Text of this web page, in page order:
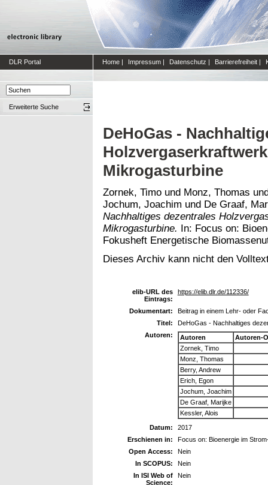
DLR Portal Home | Impressum | Datenschutz | Barrierefreiheit |
Erweiterte Suche
DeHoGas -
Mikrogasturbine
Zornek, Timo und Monz, Thomas
Jochum, Joachim und De Graaf,
Nachhaltiges dezentrales
Mikrogasturbine. In: Focus on:
Fokusheft Energetische
Dieses Archiv kann nicht den
elib-URL des
Eintrags:
https://elib.dlr.de/112336/
Dokumentart:
Beitrag in einem Lehr- oder
Titel:
DeHoGas - Nachhaltiges
Autoren:
Autoren
Autoren-
Zornek, Timo
Monz, Thomas
Berry, Andrew
Erich, Egon
Jochum, Joachim
De Graaf, Marijke
Kessler, Alois
Datum:
2017
Erschienen in:
Focus on: Bioenergie im
Open Access:
Nein
In SCOPUS:
Nein
In ISI Web of
Science:
Nein